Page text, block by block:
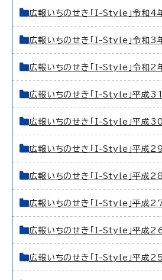
広報いちのせき「I-Style」令和4
広報いちのせき「I-Style」令和3
広報いちのせき「I-Style」令和2
広報いちのせき「I-Style」平成
広報いちのせき「I-Style」平成
広報いちのせき「I-Style」平成
広報いちのせき「I-Style」平成
広報いちのせき「I-Style」平成
広報いちのせき「I-Style」平成
広報いちのせき「I-Style」平成